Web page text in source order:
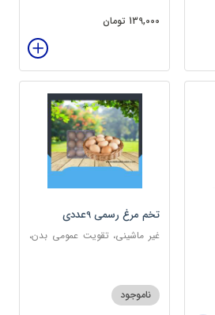
139,000 تومان
تخم مرغ رسمی 9عددی
غیر ماشینی، تقویت عمومی بدن،
ناموجود